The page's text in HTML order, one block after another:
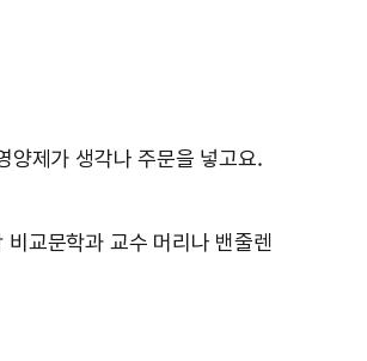
양제가 생각나 주문을 넣고요.
교문학과 교수 머리나 밴줄렌